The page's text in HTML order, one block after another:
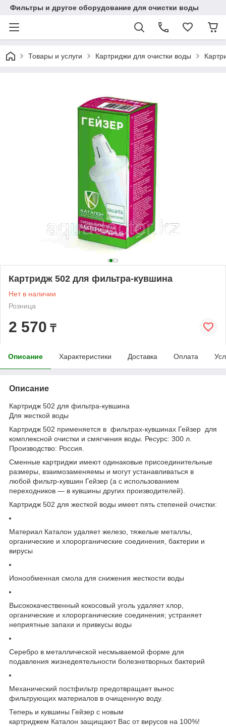
Фильтры и другое оборудование для очистки воды
Товары и услуги Картриджи для очистки воды
Картридж 502 для фильтра-кувшина
Нет в наличии
Розница
2 570 ₸
Описание Характеристики Доставка Оплата
Описание
Картридж 502 для фильтра-кувшина
Для жесткой воды
Картридж 502 применяется в фильтрах-кувшинах Гейзер для
комплексной очистки и смягчения воды. Ресурс: 300 л.
Производство: Россия.
Сменные картриджи имеют одинаковые присоединительные
размеры, взаимозаменяемы и могут устанавливаться в
любой фильтр-кувшин Гейзер (а с использованием
переходников — в кувшины других производителей).
Картридж 502 для жесткой воды имеет пять степеней очистки:
Материал Каталон удаляет железо, тяжелые металлы,
органические и хлорорганические соединения, бактерии и
вирусы
Ионообменная смола для снижения жесткости воды
Высококачественный кокосовый уголь удаляет хлор,
органические и хлорорганические соединения; устраняет
неприятные запахи и привкусы воды
Серебро в металлической несмываемой форме для
подавления жизнедеятельности болезнетворных бактерий
Механический постфильтр предотвращает вынос
фильтрующих материалов в очищенную воду.
Теперь и кувшины Гейзер с новым
картриджем Каталон защищают Вас от вирусов на 100%!